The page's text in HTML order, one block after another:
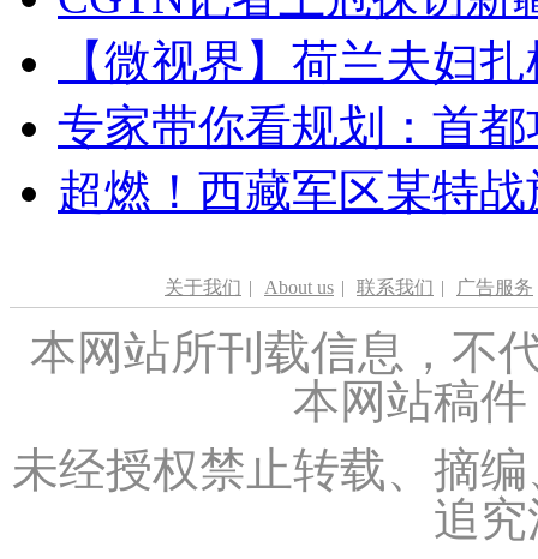
【微视界】荷兰夫妇
专家带你看规划：首
超燃！西藏军区某特
关于我们 | About us | 联系我们 | 广告服务
本网站所刊载信息，不
本网站稿
未经授权禁止转载、摘
追